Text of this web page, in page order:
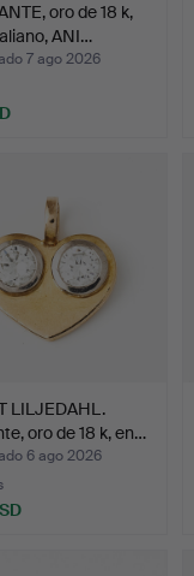
oro de 18 k,
ANI…
7 ago 2026
LILJEDAHL.
oro de 18 k, en…
6 ago 2026